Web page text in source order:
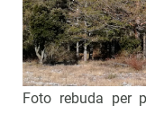
Foto rebuda per